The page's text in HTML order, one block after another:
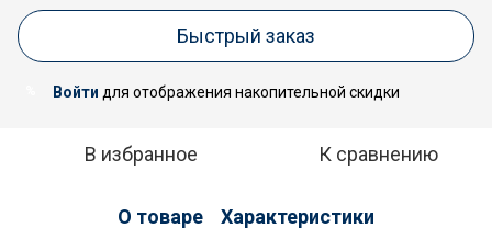
Быстрый заказ
Войти для отображения накопительной скидки
В избранное К сравнению
О товаре Характеристики